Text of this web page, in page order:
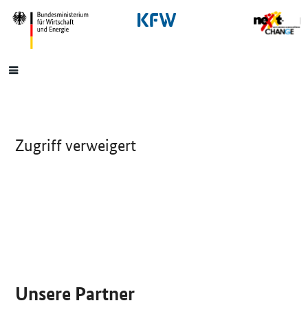
SrOnlyNavigation
Hauptmenü
Zugriff verweigert
Unsere Partner